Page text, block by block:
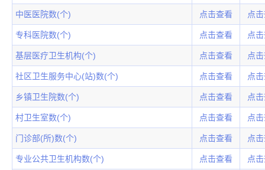
中医医院数(个) 点击查看 点
专科医院数(个) 点击查看 点
基层医疗卫生机构(个) 点击查看 点
社区卫生服务中心(站)数(个) 点击查看 点
乡镇卫生院数(个) 点击查看 点
村卫生室数(个) 点击查看 点
门诊部(所)数(个) 点击查看 点
专业公共卫生机构数(个) 点击查看 点